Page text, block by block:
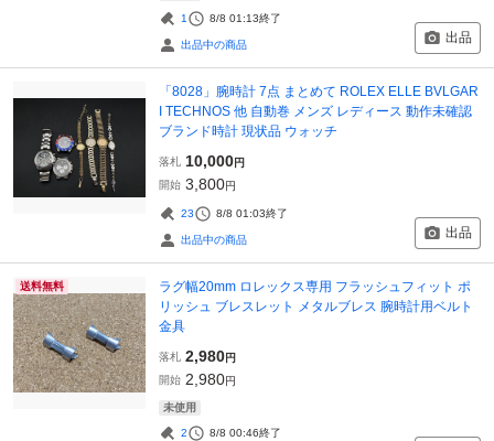
1 8/8 01:13終了
出品中の商品 出品
「8028」腕時計 7点 まとめて ROLEX ELLE BVLGAR
I TECHNOS 他 自動巻 メンズ レディース 動作未確認
ブランド時計 現状品 ウォッチ
落札 10,000円
開始 3,800円
23 8/8 01:03終了
出品中の商品 出品
送料無料
ラグ幅20mm ロレックス専用 フラッシュフィット ポ
リッシュ ブレスレット メタルブレス 腕時計用ベルト
金具
落札 2,980円
開始 2,980円
未使用
2 8/8 00:46終了